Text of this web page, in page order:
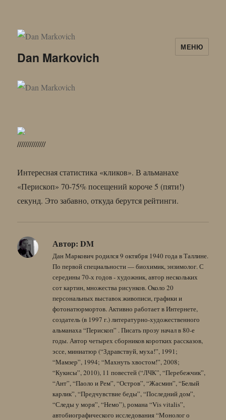
Dan Markovich
МЕНЮ
//////////////
Интересная статистика «кликов». В альманахе
«Перископ» 70-75% посещений короче 5 (пяти!)
секунд. Это забавно, откуда берутся рейтинги.
Автор: DM
Дан Маркович родился 9 октября 1940 года в Таллине.
По первой специальности — биохимик, энзимолог. С
середины 70-х годов - художник, автор нескольких
сот картин, множества рисунков. Около 20
персональных выставок живописи, графики и
фотонатюрмортов. Активно работает в Интернете,
создатель (в 1997 г.) литературно-художественного
альманаха “Перископ” . Писать прозу начал в 80-е
годы. Автор четырех сборников коротких рассказов,
эссе, миниатюр (“Здравствуй, муха!”, 1991;
“Мамзер”, 1994; “Махнуть хвостом!”, 2008;
“Кукисы”, 2010), 11 повестей (“ЛЧК”, “Перебежчик”,
“Ант”, “Паоло и Рем”, “Остров”, “Жасмин”, “Белый
карлик”, “Предчувствие беды”, “Последний дом”,
“Следы у моря”, “Немо”), романа “Vis vitalis”,
автобиографического исследования “Монолог о